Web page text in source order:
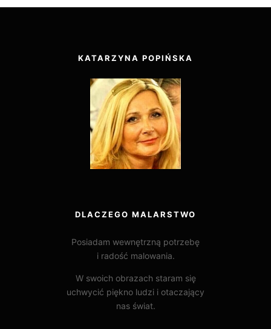
KATARZYNA POPIŃSKA
DLACZEGO MALARSTWO
Posiadam wewnętrzną potrzebę
i radość malowania.
W swoich obrazach staram się
uchwycić piękno ludzi i otaczający
nas świat.